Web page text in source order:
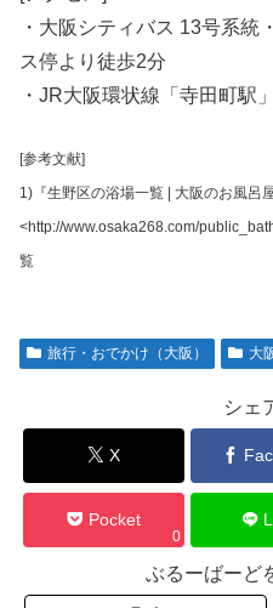
・大阪シティバス 13号系統
ス停より徒歩2分
・JR大阪環状線「寺田町駅
[参考文献]
1)『生野区の浴場一覧 | 大阪のお風呂
<http://www.osaka268.com/
覧
旅行・おでかけ（大阪） 大
シェ
X
Pocket
0
ぶるーばーど